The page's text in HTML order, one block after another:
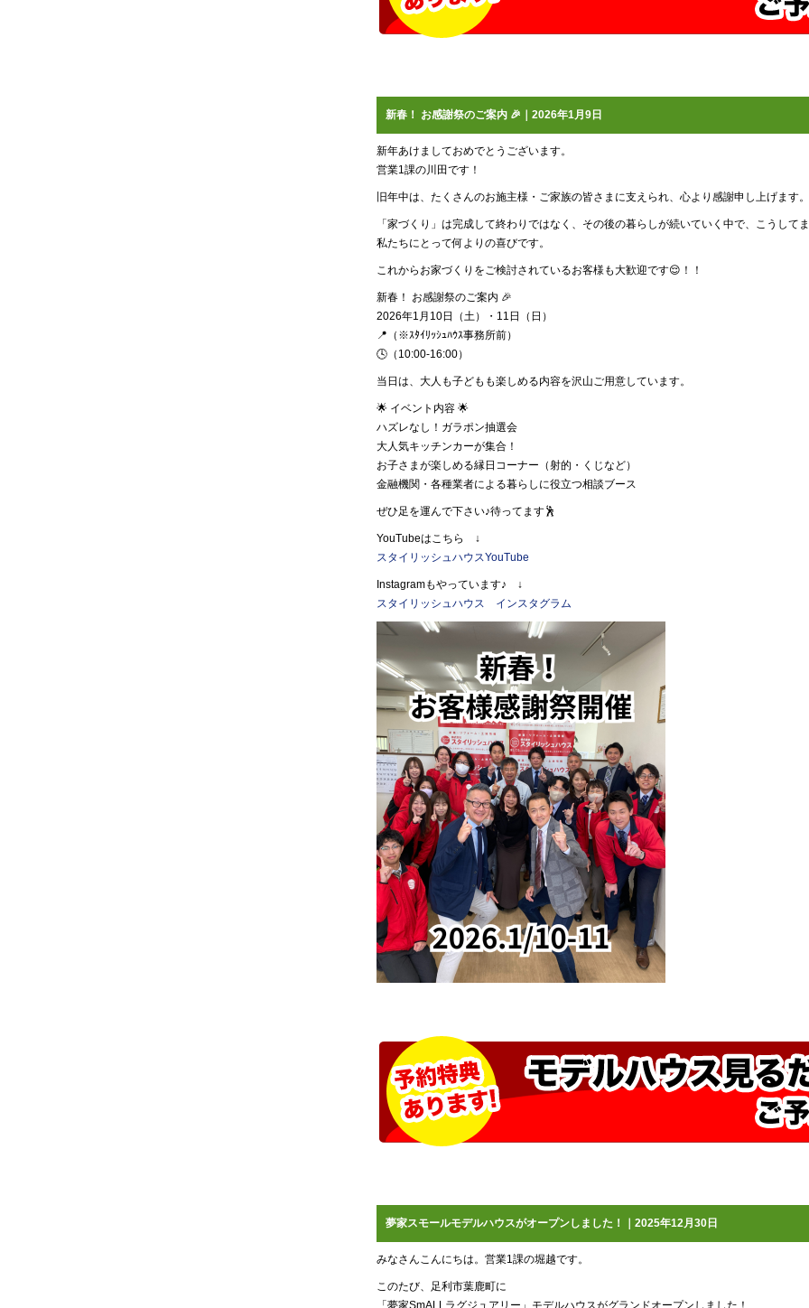
新春！ お感謝祭のご案内 🎉｜2026年1月9日
新年あけましておめでとうございます。
営業1課の川田です！
旧年中は、たくさんのお施主様・ご家族の皆さまに支えられ、心より感謝申し上げます。
「家づくり」は完成して終わりではなく、その後の暮らしが続いていく中で、こうして
私たちにとって何よりの喜びです。
これからお家づくりをご検討されているお客様も大歓迎です😌！！
新春！ お感謝祭のご案内 🎉
2026年1月10日（土）・11日（日）
📍（※ｽﾀｲﾘｯｼｭﾊｳｽ事務所前）
🕓（10:00-16:00）
当日は、大人も子どもも楽しめる内容を沢山ご用意しています。
🌟 イベント内容 🌟
ハズレなし！ガラポン抽選会
大人気キッチンカーが集合！
お子さまが楽しめる縁日コーナー（射的・くじなど）
金融機関・各種業者による暮らしに役立つ相談ブース
ぜひ足を運んで下さい♪待ってます🕺
YouTubeはこちら ↓
スタイリッシュハウスYouTube
Instagramもやっています♪ ↓
スタイリッシュハウス インスタグラム
夢家スモールモデルハウスがオープンしました！｜2025年12月30日
みなさんこんにちは。営業1課の堀越です。
このたび、足利市葉鹿町に
「夢家SmALLラグジュアリー」モデルハウスがグランドオープンしました！